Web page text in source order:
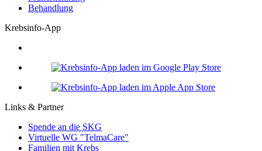
Behandlung
Krebsinfo-App
Links & Partner
Spende an die SKG
Virtuelle WG "TelmaCare"
Familien mit Krebs